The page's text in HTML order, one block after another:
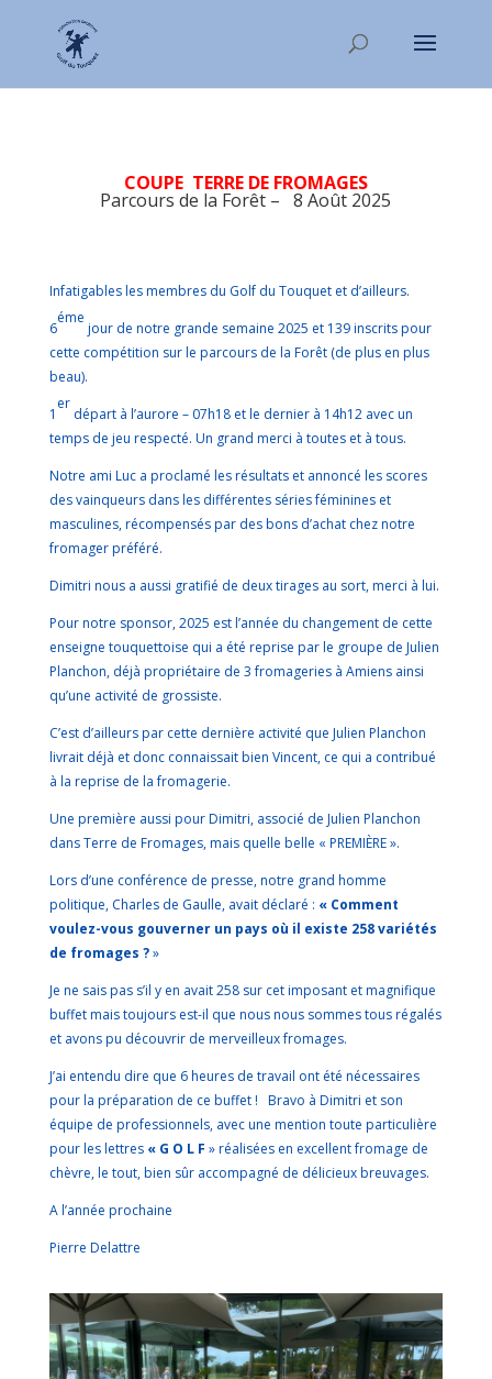
COUPE TERRE DE FROMAGES
Parcours de la Forêt – 8 Août 2025
Infatigables les membres du Golf du Touquet et d’ailleurs.
6
éme
jour de notre grande semaine 2025 et 139 inscrits pour
cette compétition sur le parcours de la Forêt (de plus en plus
beau).
1
er
départ à l’aurore – 07h18 et le dernier à 14h12 avec un
temps de jeu respecté. Un grand merci à toutes et à tous.
Notre ami Luc a proclamé les résultats et annoncé les scores
des vainqueurs dans les différentes séries féminines et
masculines, récompensés par des bons d’achat chez notre
fromager préféré.
Dimitri nous a aussi gratifié de deux tirages au sort, merci à lui.
Pour notre sponsor, 2025 est l’année du changement de cette
enseigne touquettoise qui a été reprise par le groupe de Julien
Planchon, déjà propriétaire de 3 fromageries à Amiens ainsi
qu’une activité de grossiste.
C’est d’ailleurs par cette dernière activité que Julien Planchon
livrait déjà et donc connaissait bien Vincent, ce qui a contribué
à la reprise de la fromagerie.
Une première aussi pour Dimitri, associé de Julien Planchon
dans Terre de Fromages, mais quelle belle « PREMIÈRE ».
Lors d’une conférence de presse, notre grand homme
politique, Charles de Gaulle, avait déclaré : « Comment
voulez-vous gouverner un pays où il existe 258 variétés
de fromages ?»
Je ne sais pas s’il y en avait 258 sur cet imposant et magnifique
buffet mais toujours est-il que nous nous sommes tous régalés
et avons pu découvrir de merveilleux fromages.
J’ai entendu dire que 6 heures de travail ont été nécessaires
pour la préparation de ce buffet ! Bravo à Dimitri et son
équipe de professionnels, avec une mention toute particulière
pour les lettres « G O L F » réalisées en excellent fromage de
chèvre, le tout, bien sûr accompagné de délicieux breuvages.
A l’année prochaine
Pierre Delattre